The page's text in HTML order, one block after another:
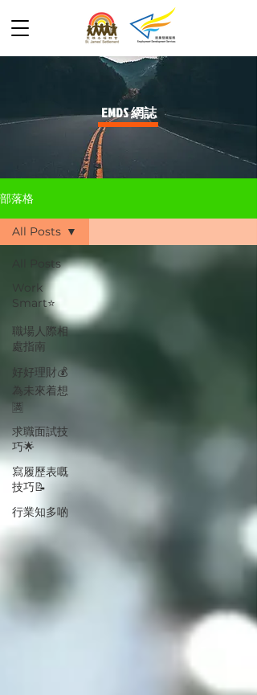
​EMDS 網誌
部落格
All Posts
Work
Smart⭐️
職場人際相
處指南
好好理財💰
為未來着想
🈵
求職面試技
巧🌟
寫履歷表嘅
技巧📝
行業知多啲
All Posts